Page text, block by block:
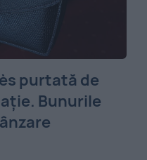
purtată de
Bunurile